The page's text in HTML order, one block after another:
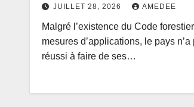
JUILLET 28, 2026 AMEDEE
Malgré l’existence du Code
mesures d’applications, le pays
réussi à faire de ses…